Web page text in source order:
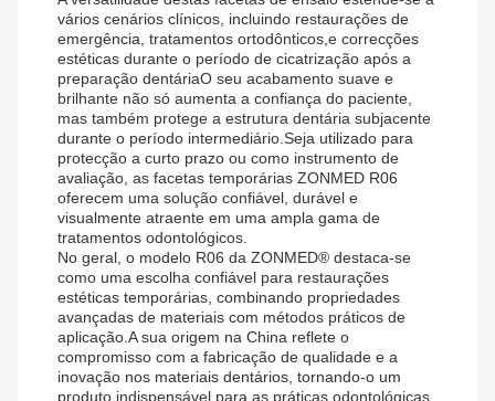
vários cenários clínicos, incluindo restaurações de
emergência, tratamentos ortodônticos,e correcções
estéticas durante o período de cicatrização após a
preparação dentáriaO seu acabamento suave e
brilhante não só aumenta a confiança do paciente,
mas também protege a estrutura dentária subjacente
durante o período intermediário.Seja utilizado para
protecção a curto prazo ou como instrumento de
avaliação, as facetas temporárias ZONMED R06
oferecem uma solução confiável, durável e
visualmente atraente em uma ampla gama de
tratamentos odontológicos.
No geral, o modelo R06 da ZONMED® destaca-se
como uma escolha confiável para restaurações
estéticas temporárias, combinando propriedades
avançadas de materiais com métodos práticos de
aplicação.A sua origem na China reflete o
compromisso com a fabricação de qualidade e a
inovação nos materiais dentários, tornando-o um
produto indispensável para as práticas odontológicas